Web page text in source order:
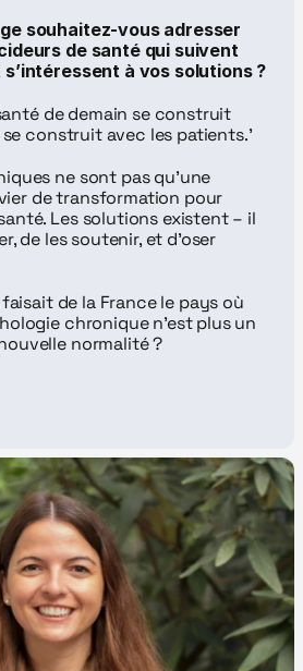
souhaitez-vous adresser
de santé qui suivent
à vos solutions ?
de demain se construit
construit avec les patients.’
ne sont pas qu’une
de transformation pour
Les solutions existent – il
de les soutenir, et d’oser
de la France le pays où
chronique n’est plus un
normalité ?